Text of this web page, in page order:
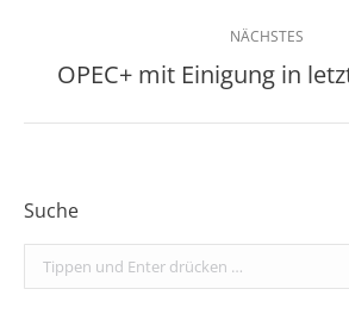
NÄCHSTES
Nächster
OPEC+ mit Einigung in
Suche
Search: